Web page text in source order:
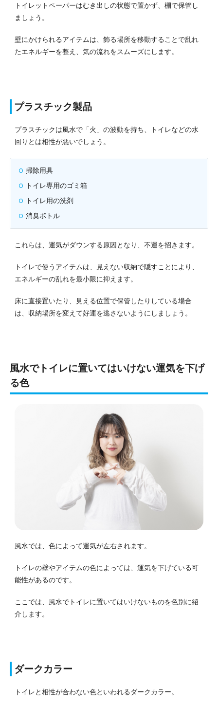
トイレットペーパーはむき出しの状態で置かず、棚で保管し
ましょう。
壁にかけられるアイテムは、飾る場所を移動することで乱れ
たエネルギーを整え、気の流れをスムーズにします。
プラスチック製品
プラスチックは風水で「火」の波動を持ち、トイレなどの水
回りとは相性が悪いでしょう。
掃除用具
トイレ専用のゴミ箱
トイレ用の洗剤
消臭ボトル
これらは、運気がダウンする原因となり、不運を招きます。
トイレで使うアイテムは、見えない収納で隠すことにより、
エネルギーの乱れを最小限に抑えます。
床に直接置いたり、見える位置で保管したりしている場合
は、収納場所を変えて好運を逃さないようにしましょう。
風水でトイレに置いてはいけない運気を下げ
る色
風水では、色によって運気が左右されます。
トイレの壁やアイテムの色によっては、運気を下げている可
能性があるのです。
ここでは、風水でトイレに置いてはいけないものを色別に紹
介します。
ダークカラー
トイレと相性が合わない色といわれるダークカラー。